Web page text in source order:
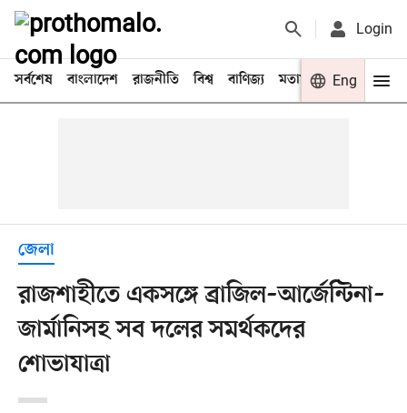
Login
সর্বশেষ বাংলাদেশ রাজনীতি বিশ্ব বাণিজ্য মতামত খেলা
Eng
জেলা
রাজশাহীতে একসঙ্গে ব্রাজিল–আর্জেন্টিনা–
জার্মানিসহ সব দলের সমর্থকদের
শোভাযাত্রা